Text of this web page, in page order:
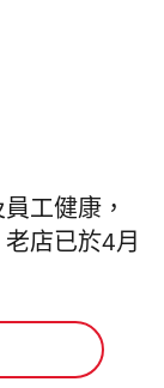
工健康，
店已於4月